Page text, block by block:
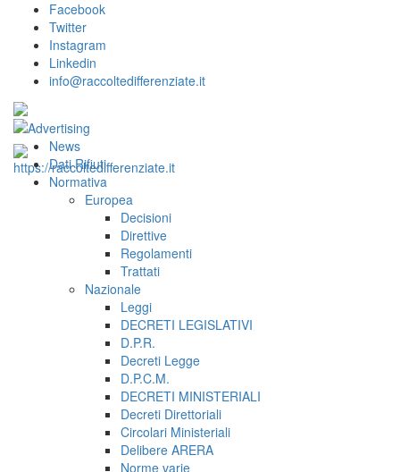
Facebook
Twitter
Instagram
Linkedin
info@raccoltedifferenziate.it
News
Dati Rifiuti
Normativa
Europea
Decisioni
Direttive
Regolamenti
Trattati
Nazionale
Leggi
DECRETI LEGISLATIVI
D.P.R.
Decreti Legge
D.P.C.M.
DECRETI MINISTERIALI
Decreti Direttoriali
Circolari Ministeriali
Delibere ARERA
Norme varie